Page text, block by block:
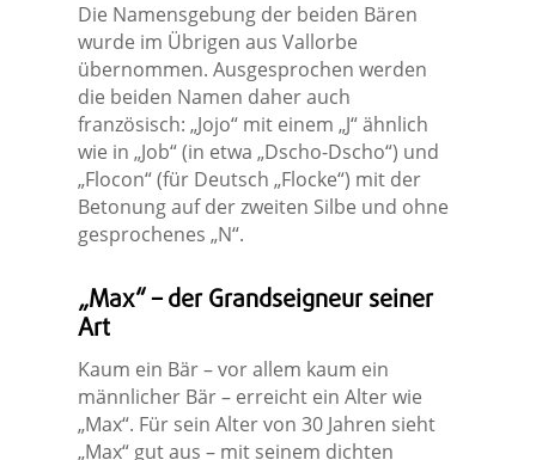
Die Namensgebung der beiden Bären
wurde im Übrigen aus Vallorbe
übernommen. Ausgesprochen werden
die beiden Namen daher auch
französisch: „Jojo“ mit einem „J“ ähnlich
wie in „Job“ (in etwa „Dscho-Dscho“) und
„Flocon“ (für Deutsch „Flocke“) mit der
Betonung auf der zweiten Silbe und ohne
gesprochenes „N“.
„Max“ – der Grandseigneur seiner
Art
Kaum ein Bär – vor allem kaum ein
männlicher Bär – erreicht ein Alter wie
„Max“. Für sein Alter von 30 Jahren sieht
„Max“ gut aus – mit seinem dichten